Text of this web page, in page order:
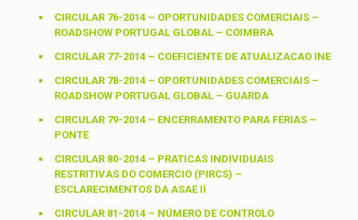
CIRCULAR 76-2014 – OPORTUNIDADES COMERCIAIS –
ROADSHOW PORTUGAL GLOBAL – COIMBRA
CIRCULAR 77-2014 – COEFICIENTE DE ATUALIZACAO INE
CIRCULAR 78-2014 – OPORTUNIDADES COMERCIAIS –
ROADSHOW PORTUGAL GLOBAL – GUARDA
CIRCULAR 79-2014 – ENCERRAMENTO PARA FÉRIAS –
PONTE
CIRCULAR 80-2014 – PRATICAS INDIVIDUAIS
RESTRITIVAS DO COMERCIO (PIRCS) –
ESCLARECIMENTOS DA ASAE II
CIRCULAR 81-2014 – NÚMERO DE CONTROLO